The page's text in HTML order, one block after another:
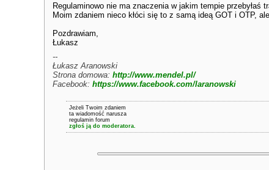
Regulaminowo nie ma znaczenia w jakim tempie przebyłaś
Moim zdaniem nieco kłóci się to z samą ideą GOT i OTP,
Pozdrawiam,
Łukasz
--
Łukasz Aranowski
Strona domowa: http://www.mendel.pl/
Facebook: https://www.facebook.com/laranowski
Jeżeli Twoim zdaniem
ta wiadomość narusza
regulamin forum
zgłoś ją do moderatora.